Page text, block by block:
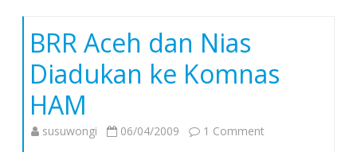
BRR Aceh dan Nias
Diadukan ke Komnas
HAM
susuwongi 06/04/2009 1 Comment